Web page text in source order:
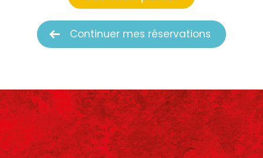
Continuer mes réservations